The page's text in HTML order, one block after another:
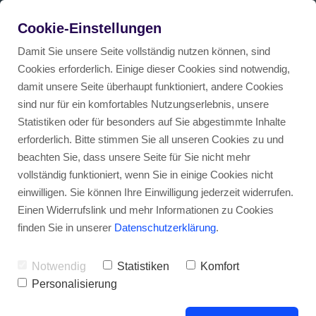
Wir schauen uns gerade um nach guten Deals.
Zum Deal
Übersicht
Abschluss eines Auto Abos ohne Schufa-Abfrage
Preisvergleich: Auto mieten für 99 Euro im Monat
Auto Abos in Deutschland
Auto Abos in Österreich
Auto Abos in der Schweiz
Bei diesen Anbietern gibt es
einen Mercedes-Benz im Auto
Abo .
Finde dein Traumauto bei ausgewählten Auto
Abo Anbietern, die nun auch Mercedes-Benz
Cookie-Einstellungen
Damit Sie unsere Seite vollständig nutzen können, sind
Cookies erforderlich. Einige dieser Cookies sind notwendig,
damit unsere Seite überhaupt funktioniert, andere Cookies
sind nur für ein komfortables Nutzungserlebnis, unsere
Statistiken oder für besonders auf Sie abgestimmte Inhalte
erforderlich. Bitte stimmen Sie all unseren Cookies zu und
beachten Sie, dass unsere Seite für Sie nicht mehr
vollständig funktioniert, wenn Sie in einige Cookies nicht
einwilligen. Sie können Ihre Einwilligung jederzeit widerrufen.
Einen Widerrufslink und mehr Informationen zu Cookies
finden Sie in unserer Datenschutzerklärung.
Notwendig Statistiken
Komfort
Personalisierung